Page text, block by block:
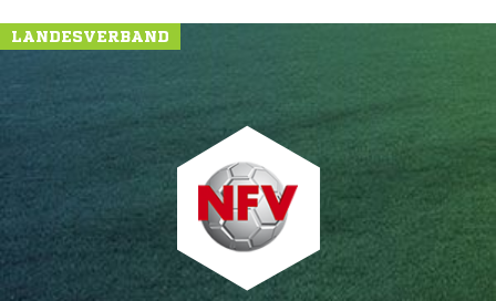
LANDESVERBAND